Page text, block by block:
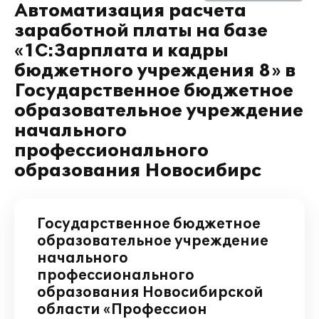
Автоматизация расчета
заработной платы на базе
«1С:Зарплата и кадры
бюджетного учреждения 8» в
Государственное бюджетное
образовательное учреждение
начального
профессионального
образования Новосибирс
Государственное бюджетное
образовательное учреждение
начального
профессионального
образования Новосибирской
области «Профессион